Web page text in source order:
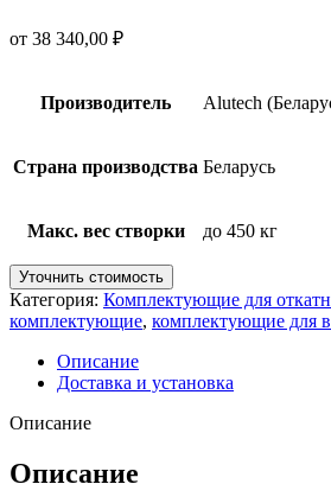
от 38 340,00 ₽
Производитель Alutech
Страна производства Беларусь
Макс. вес створки до 450 кг
Уточнить стоимость
Категория: Комплектующие для
комплектующие, комплектующие для
Описание
Доставка и установка
Описание
Описание